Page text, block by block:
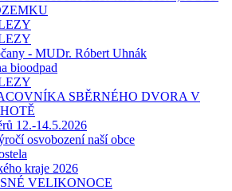
- MUDr. Róbert Uhnák
bioodpad
SBĚRNÉHO DVORA V
12.-14.5.2026
osvobození naší obce
kraje 2026
VELIKONOCE